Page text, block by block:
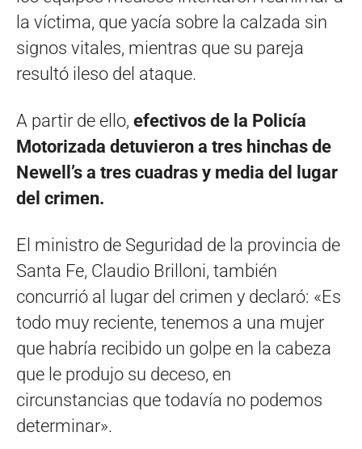
la víctima, que yacía sobre la calzada sin
signos vitales, mientras que su pareja
resultó ileso del ataque.
A partir de ello, efectivos de la Policía
Motorizada detuvieron a tres hinchas de
Newell’s a tres cuadras y media del lugar
del crimen.
El ministro de Seguridad de la provincia de
Santa Fe, Claudio Brilloni, también
concurrió al lugar del crimen y declaró: «Es
todo muy reciente, tenemos a una mujer
que habría recibido un golpe en la cabeza
que le produjo su deceso, en
circunstancias que todavía no podemos
determinar».